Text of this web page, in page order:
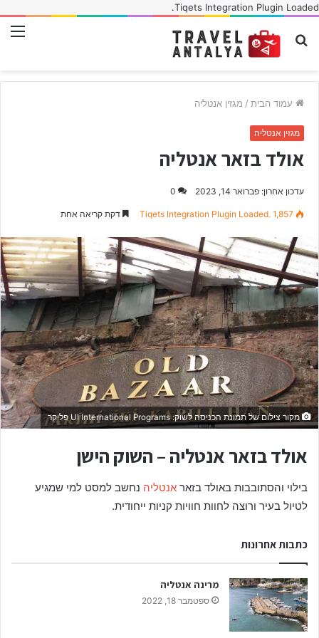
Tiqets Integration Plugin Loaded.
חפש
עמוד הבית / מגזין אנטליה
מגזין אנטליה
אולד בזאר אנטליה
עדכון אחרון: פברואר 14, 2023 0
Tiqets Integration Plugin Loaded. 1,857 דקת קריאה אחת
מקור צילום של תמונת הכניסה לשוק: UI International Programs פליקר
אולד בזאר אנטליה – השוק הישן
בילוי והסתובבות באולד בזאר אנטליה נחשב למסט למי שמגיע
לטיול בעיר ורוצה לחוות חוויות קניות ייחודית.
כתבות אחרונות
מרינה אנטליה
ספטמבר 18, 2022